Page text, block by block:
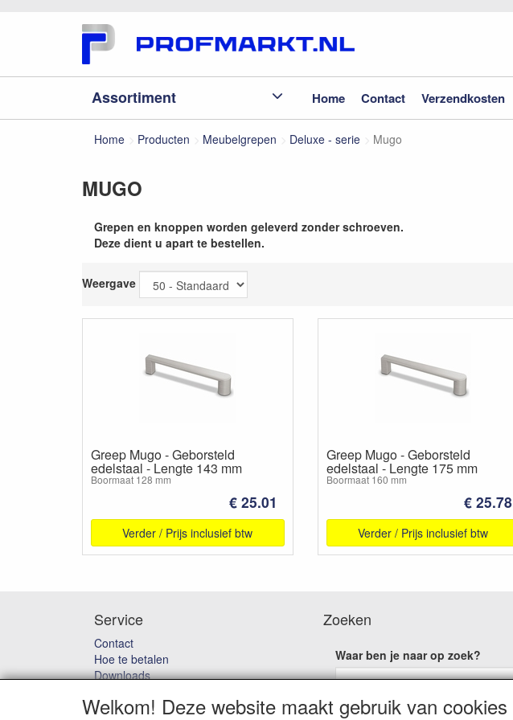
Assortiment Home Contact Verzendkosten
Home Producten Meubelgrepen Deluxe - serie Mugo
MUGO
Grepen en knoppen worden geleverd zonder schroeven.
Deze dient u apart te bestellen.
Weergave
Greep Mugo - Geborsteld
edelstaal - Lengte 143 mm
Boormaat 128 mm
€ 25.01
Verder / Prijs inclusief btw
Greep Mugo - Geborsteld
edelstaal - Lengte 175 mm
Boormaat 160 mm
€ 25.78
Verder / Prijs inclusief btw
Service
Contact
Hoe te betalen
Downloads
Garantie en klachten
Zoeken
Waar ben je naar op zoek?
Welkom! Deze website maakt gebruik van cookies